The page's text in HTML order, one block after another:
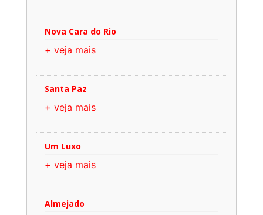
Nova Cara do Rio
+ veja mais
Santa Paz
+ veja mais
Um Luxo
+ veja mais
Almejado